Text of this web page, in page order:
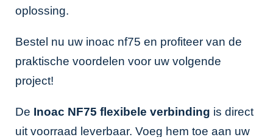
oplossing.
Bestel nu uw inoac nf75 en profiteer van de
praktische voordelen voor uw volgende
project!
De Inoac NF75 flexibele verbinding is direct
uit voorraad leverbaar. Voeg hem toe aan uw